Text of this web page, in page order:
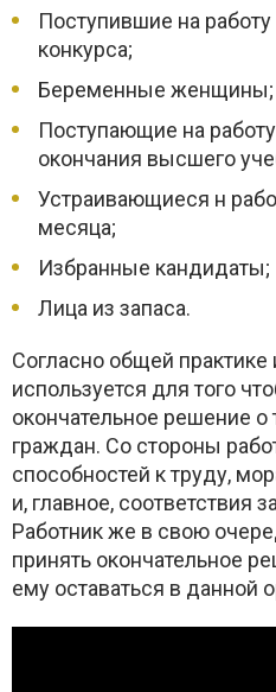
Поступившие на работу
конкурса;
Беременные женщины;
Поступающие на
окончания высшего
Устраивающиеся н
месяца;
Избранные кандидаты;
Лица из запаса.
Согласно общей
используется для того
окончательное решение о
граждан. Со стороны
способностей к труду,
и, главное, соответствия
Работник же в свою
принять окончательное
ему оставаться в данной